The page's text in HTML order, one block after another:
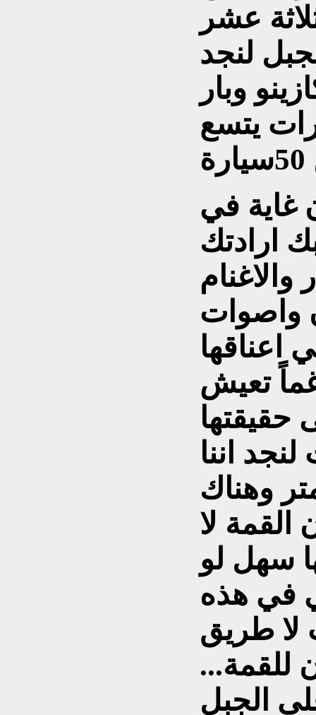
عشر
لنجد
وبار
يتسع
غاية في
ارادتك
والاغنام
واصوات
اعناقها
تعيش
حقيقتها
اننا
ارتفاع اكثر من 1600متر وهناك
لا
سهل لو
في هذه
لا طريق
للقمة...
الجبل